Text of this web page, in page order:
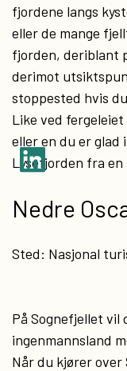
fjordene langs
eller de mange
fjorden, deriblant
derimot
stoppested hvis
Like ved fergeleiet
eller en du er
Lysefjorden fra
Nedre
Sted: Nasjonal
På Sognefjellet
ingenmannsland
Når du kjører over